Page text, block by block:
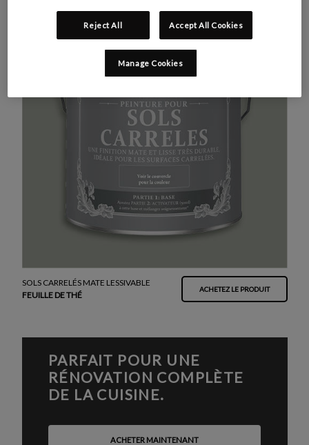
SOLS CARRELÉS MATE LESSIVABLE
FEUILLE DE THÉ
ACHETEZ LE PRODUIT
PARFAIT POUR UNE
RÉNOVATION COMPLÈTE
DE LA CUISINE.
ACHETER MAINTENANT
Reject All Accept All Cookies
Manage Cookies